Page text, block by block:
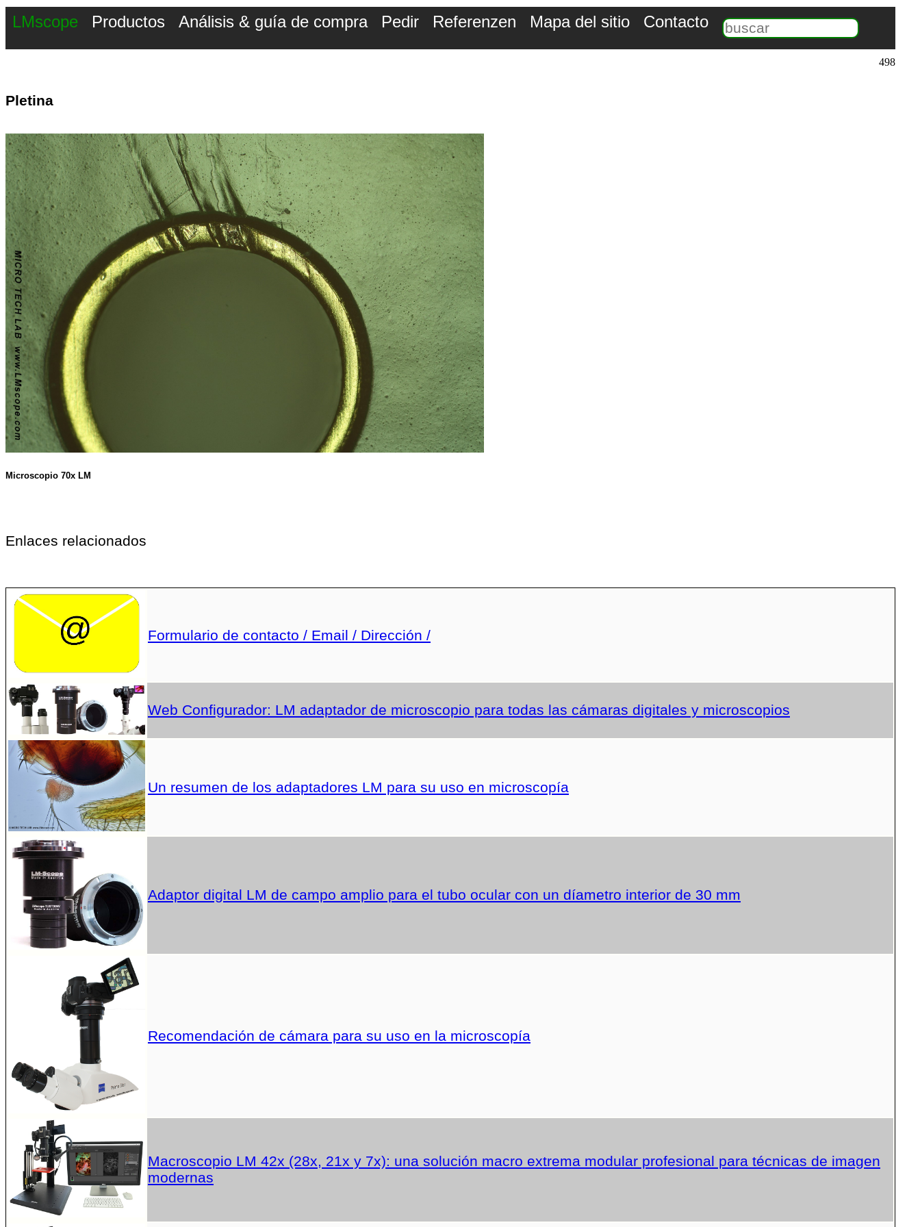
LMscope Productos Análisis & guía de compra Pedir Referenzen Mapa del sitio Contacto
498
Pletina
Microscopio 70x LM
Enlaces relacionados
Formulario de contacto / Email / Dirección /
Web Configurador: LM adaptador de microscopio para todas las cámaras digitales y microscopios
Un resumen de los adaptadores LM para su uso en microscopía
Adaptor digital LM de campo amplio para el tubo ocular con un díametro interior de 30 mm
Recomendación de cámara para su uso en la microscopía
Macroscopio LM 42x (28x, 21x y 7x): una solución macro extrema modular profesional para técnicas de imagen
modernas